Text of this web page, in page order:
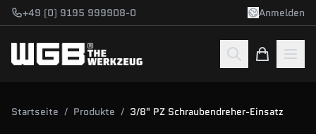
Zum Hauptinhalt springen
+49 (0) 9195 999908-0 Anmelden
Startseite / Produkte / 3/8" PZ Schraubendreher-Einsatz